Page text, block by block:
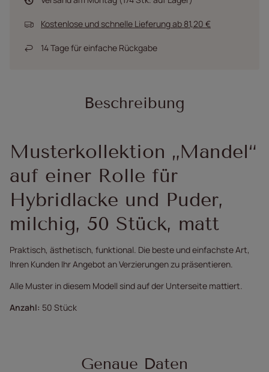
Kostenlose und schnelle Lieferungab 81,20 €
14Tage für einfache Rückgabe
Beschreibung
Musterkollektion „Mandel“
auf einer Rolle für
Hybridlacke und Puder,
milchig, 50 Stück, matt
Praktisch, ästhetisch, funktional. Die beste und einfachste Art,
Ihren Kunden Ihr Angebot an Verzierungen zu präsentieren.
Alle Muster in diesem Modell sind auf der Unterseite mattiert.
Anzahl: 50 Stück
Genaue Daten